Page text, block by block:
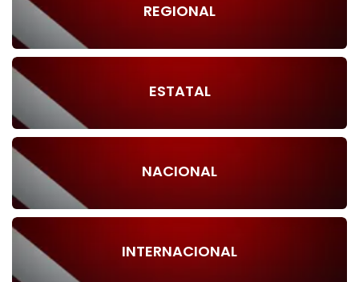
REGIONAL
ESTATAL
NACIONAL
INTERNACIONAL